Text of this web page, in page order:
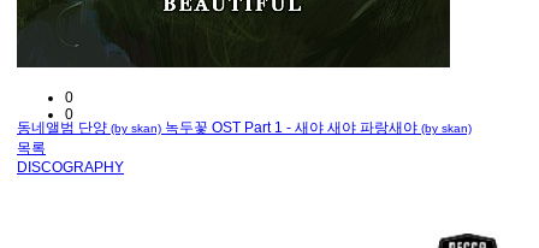
0
0
동네앨범 단양 (by skan) 녹두꽃 OST Part 1 - 새야 새야 파랑새야 (by skan)
목록
DISCOGRAPHY